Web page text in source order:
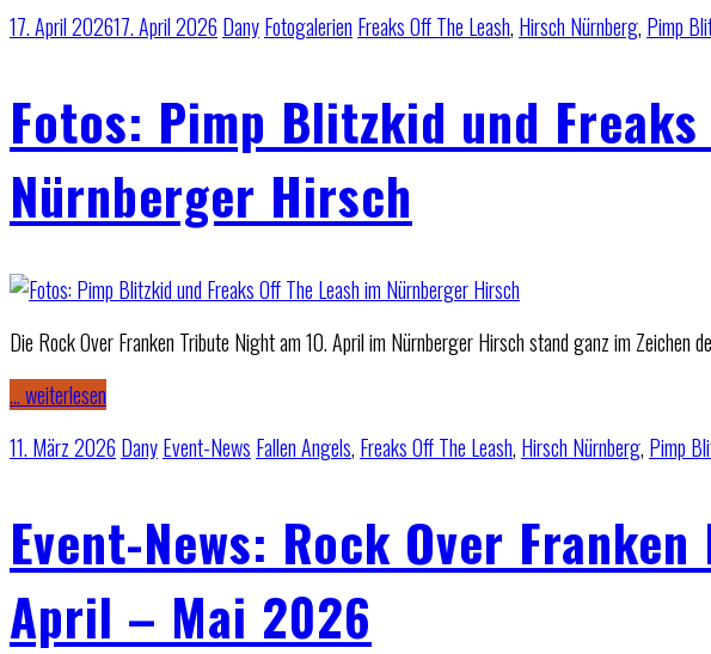
17. April 202617. April 2026 DanyFotogalerien Freaks Off The Leash, Hirsch Nürnberg, Pimp
Fotos: Pimp Blitzkid und
Nürnberger Hirsch
Die Rock Over Franken Tribute Night am 10. April im Nürnberger Hirsch stand ganz im Zeichen
… weiterlesen
11. März 2026 DanyEvent-News Fallen Angels, Freaks Off The Leash, Hirsch Nürnberg, Pimp
Event-News: Rock Over
April – Mai 2026